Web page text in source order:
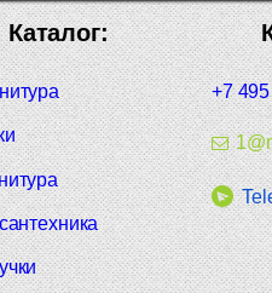
+7
Каталог: